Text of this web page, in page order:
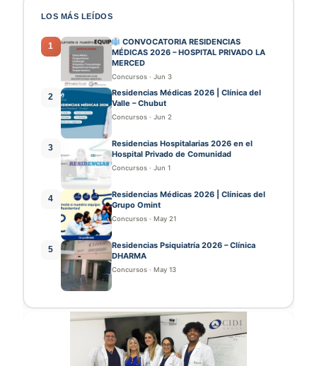
LOS MÁS LEÍDOS
1
CONVOCATORIA RESIDENCIAS
MÉDICAS 2026 – HOSPITAL PRIVADO LA
MERCED
Concursos · Jun 3
2
Residencias Médicas 2026 | Clínica del
Valle – Chubut
Concursos · Jun 2
3
Residencias Hospitalarias 2026 en el
Hospital Privado de Comunidad
Concursos · Jun 1
4
Residencias Médicas 2026 | Clínicas del
Grupo Omint
Concursos · May 21
5
Residencias Psiquiatría 2026 – Clínica
DHARMA
Concursos · May 13